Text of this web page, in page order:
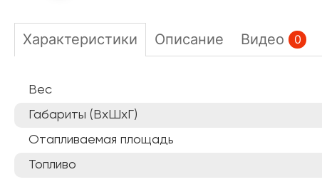
Характеристики Описание Видео 0
Вес
Габариты (ВхШхГ)
Отапливаемая площадь
Топливо